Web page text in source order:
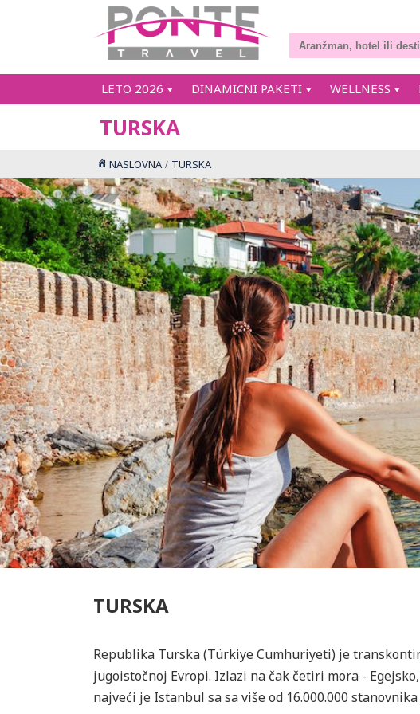
LETO 2026 DINAMICNI PAKETI WELLNESS
TURSKA
NASLOVNA TURSKA
TURSKA
Republika Turska (Türkiye Cumhuriyeti) je
jugoistočnoj Evropi. Izlazi na čak četiri mora -
najveći je Istanbul sa sa više od 16.000.000